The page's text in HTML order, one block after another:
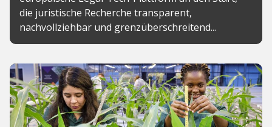
die juristische Recherche transparent,
nachvollziehbar und grenzüberschreitend...